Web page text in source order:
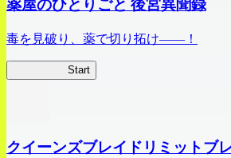
薬屋のひとりごと 後宮異聞録
毒を見破り、薬で切り拓け――！
Start
クイーンズブレイドリミットブ